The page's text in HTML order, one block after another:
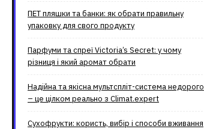
ПЕТ пляшки та банки: як обрати правильну
упаковку для свого продукту
Парфуми та спреї Victoria’s Secret: у чому
різниця і який аромат обрати
Надійна та якісна мультспліт-система недорого
– це цілком реально з Climat.еxpert
Сухофрукти: користь, вибір і способи вживання